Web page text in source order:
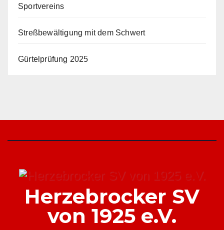
Sportvereins
Streßbewältigung mit dem Schwert
Gürtelprüfung 2025
Herzebrocker SV
von 1925 e.V.